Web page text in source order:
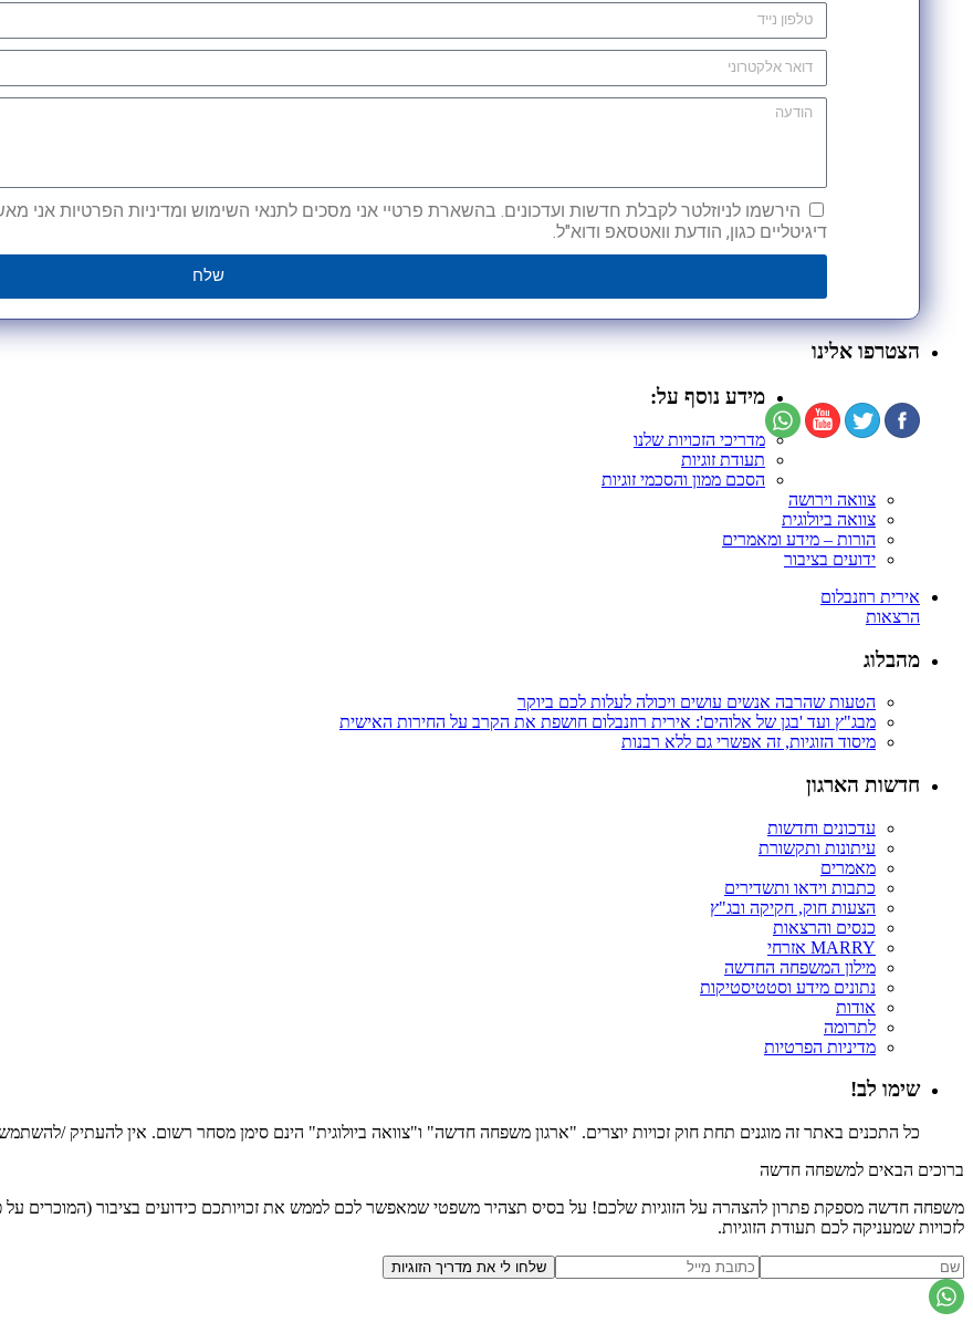
הירשמו לניוזלטר לקבלת חדשות ועדכונים. בהשארת פרטיי אני מסכים לתנאי השימוש ומדיניות הפרטיות אני
דיגיטליים כגון, הודעת וואטסאפ ודוא"ל.
שלח
הצטרפו אלינו
מידע נוסף על:
מדריכי הזכויות שלנו
תעודת זוגיות
הסכם ממון והסכמי זוגיות
צוואה וירושה
צוואה ביולוגית
הורות – מידע ומאמרים
ידועים בציבור
אירית רוזנבלום
הרצאות
מהבלוג
הטעות שהרבה אנשים עושים ויכולה לעלות לכם ביוקר
מבג"ץ ועד 'בגן של אלוהים': אירית רוזנבלום חושפת את הקרב על החירות האישית
מיסוד הזוגיות, זה אפשרי גם ללא רבנות
חדשות הארגון
עדכונים וחדשות
עיתונות ותקשורת
מאמרים
כתבות וידאו ותשדירים
הצעות חוק, חקיקה ובג"ץ
כנסים והרצאות
MARRY אזרחי
מילון המשפחה החדשה
נתונים מידע וסטטיסטיקות
אודות
לתרומה
מדיניות הפרטיות
שימו לב!
כל התכנים באתר זה מוגנים תחת חוק זכויות יוצרים. "ארגון משפחה חדשה" ו"צוואה ביולוגית" הינם סימן מסחר רשום. אין להעתיק /
ברוכים הבאים למשפחה חדשה
משפחה חדשה מספקת פתרון להצהרה על הזוגיות שלכם! על בסיס תצהיר משפטי שמאפשר לכם לממש את זכויותכם כידועים בציבור (המוכרים על
לזכויות שמעניקה לכם תעודת הזוגיות.